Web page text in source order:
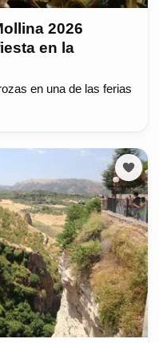
2026
en la
en una de las ferias